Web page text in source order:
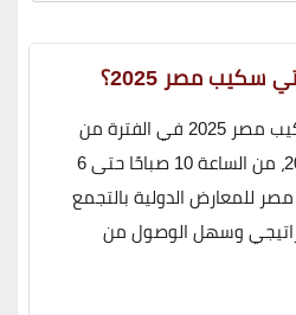
مصر 2025؟
يُقام معرض سيتي سكيب مصر 2025 في الفترة من
24 إلى 27 سبتمبر 2025، من الساعة 10 صباحًا حتى 6
للمعارض الدولية بالتجمع
وسهل الوصول من